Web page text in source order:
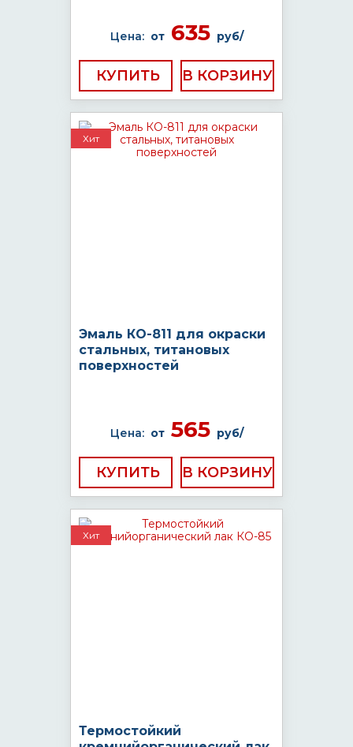
Цена: от635 руб/
КУПИТЬ
Хит
Эмаль КО-811 для окраски
стальных, титановых
поверхностей
Цена: от565 руб/
КУПИТЬ
Хит
Термостойкий